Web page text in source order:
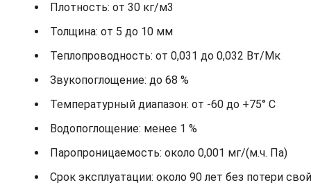
Плотность: от 30 кг/м3
Толщина: от 5 до 10 мм
Теплопроводность: от 0,031 до 0,032 Вт/Мк
Звукопоглощение: до 68 %
Температурный диапазон: от -60 до +75° С
Водопоглощение: менее 1 %
Паропроницаемость: около 0,001 мг/(м.ч. Па)
Срок эксплуатации: около 90 лет без потери